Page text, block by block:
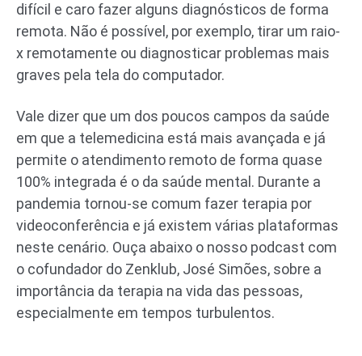
difícil e caro fazer alguns diagnósticos de forma
remota. Não é possível, por exemplo, tirar um raio-
x remotamente ou diagnosticar problemas mais
graves pela tela do computador.
Vale dizer que um dos poucos campos da saúde
em que a telemedicina está mais avançada e já
permite o atendimento remoto de forma quase
100% integrada é o da saúde mental. Durante a
pandemia tornou-se comum fazer terapia por
videoconferência e já existem várias plataformas
neste cenário. Ouça abaixo o nosso podcast com
o cofundador do Zenklub, José Simões, sobre a
importância da terapia na vida das pessoas,
especialmente em tempos turbulentos.